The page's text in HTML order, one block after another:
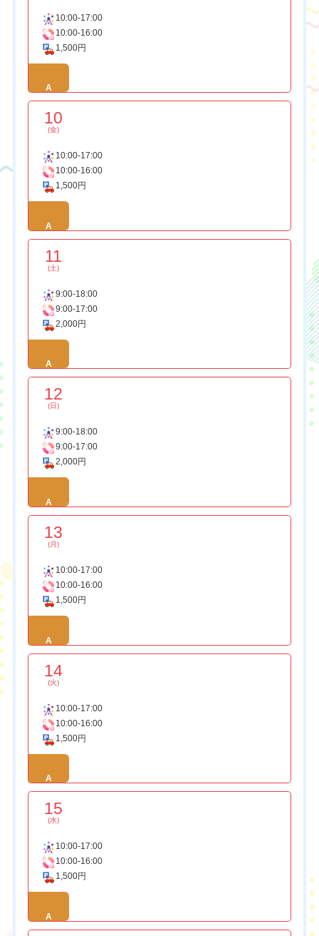
10:00-17:00
10:00-16:00
1,500円
A
10
(金)
10:00-17:00
10:00-16:00
1,500円
A
11
(土)
9:00-18:00
9:00-17:00
2,000円
A
12
(日)
9:00-18:00
9:00-17:00
2,000円
A
13
(月)
10:00-17:00
10:00-16:00
1,500円
A
14
(火)
10:00-17:00
10:00-16:00
1,500円
A
15
(水)
10:00-17:00
10:00-16:00
1,500円
A